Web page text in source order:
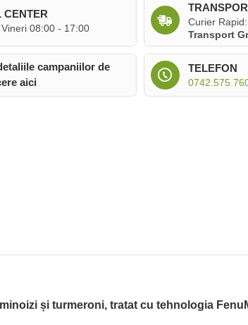
CENTER
08:00 - 17:00
Curier
Transport
campaniilor de
aici
TELEFON
și turmeroni, tratat cu tehnologia